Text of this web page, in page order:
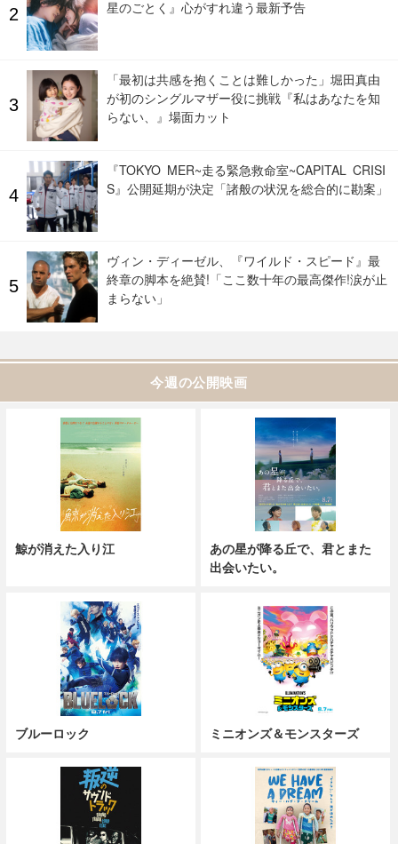
星のごとく』心がすれ違う最新予告
「最初は共感を抱くことは難しかった」堀田真由
が初のシングルマザー役に挑戦『私はあなたを知
らない、』場面カット
『TOKYO MER~走る緊急救命室~CAPITAL CRISI
S』公開延期が決定「諸般の状況を総合的に勘案」
ヴィン・ディーゼル、『ワイルド・スピード』最
終章の脚本を絶賛!「ここ数十年の最高傑作!涙が止
まらない」
今週の公開映画
鯨が消えた入り江
あの星が降る丘で、君とまた
出会いたい。
ブルーロック ミニオンズ＆モンスターズ